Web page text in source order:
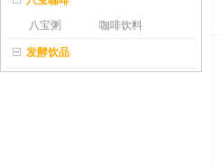
八宝粥
咖啡饮料
发酵饮品